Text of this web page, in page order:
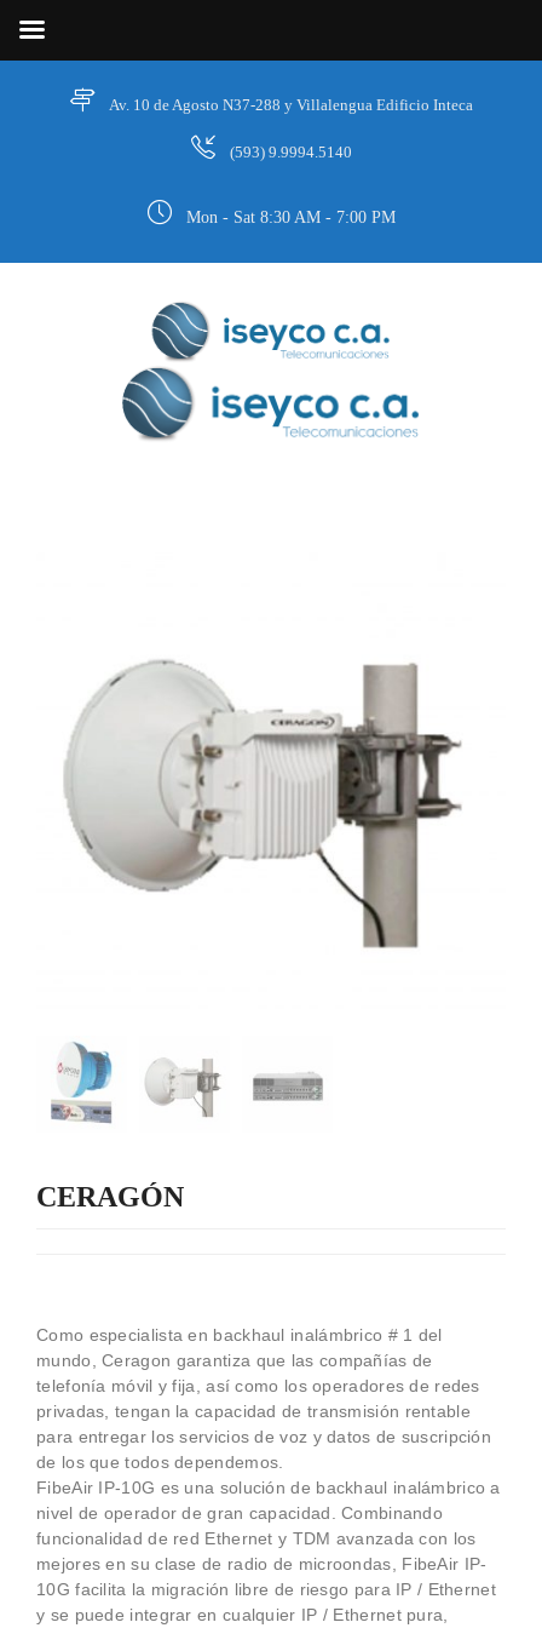
Av. 10 de Agosto N37-288 y Villalengua Edificio Inteca
(593) 9.9994.5140
Mon - Sat 8:30 AM - 7:00 PM
CERAGÓN
Como especialista en backhaul inalámbrico # 1 del
mundo, Ceragon garantiza que las compañías de
telefonía móvil y fija, así como los operadores de redes
privadas, tengan la capacidad de transmisión rentable
para entregar los servicios de voz y datos de suscripción
de los que todos dependemos.
FibeAir IP-10G es una solución de backhaul inalámbrico a
nivel de operador de gran capacidad. Combinando
funcionalidad de red Ethernet y TDM avanzada con los
mejores en su clase de radio de microondas, FibeAir IP-
10G facilita la migración libre de riesgo para IP / Ethernet
y se puede integrar en cualquier IP / Ethernet pura,